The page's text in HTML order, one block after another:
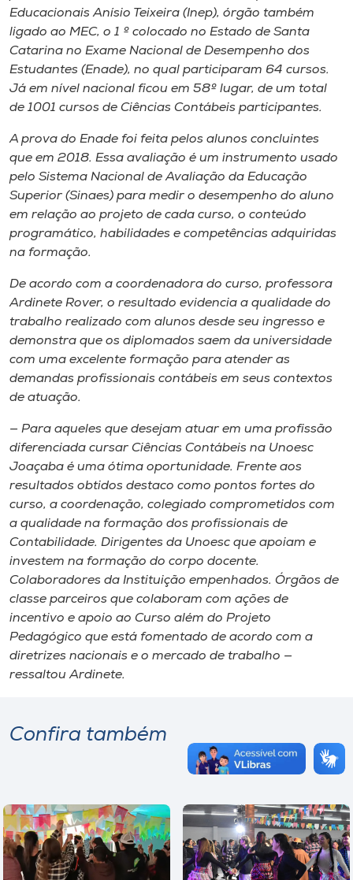
A+
A-
Educacionais Anísio Teixeira (Inep), órgão também
ligado ao MEC, o 1 º colocado no Estado de Santa
Catarina no Exame Nacional de Desempenho dos
Estudantes (Enade), no qual participaram 64 cursos.
Já em nível nacional ficou em 58º lugar, de um total
de 1001 cursos de Ciências Contábeis participantes.
A prova do Enade foi feita pelos alunos concluintes
que em 2018. Essa avaliação é um instrumento usado
pelo Sistema Nacional de Avaliação da Educação
Superior (Sinaes) para medir o desempenho do aluno
em relação ao projeto de cada curso, o conteúdo
programático, habilidades e competências adquiridas
na formação.
De acordo com a coordenadora do curso, professora
Ardinete Rover, o resultado evidencia a qualidade do
trabalho realizado com alunos desde seu ingresso e
demonstra que os diplomados saem da universidade
com uma excelente formação para atender as
demandas profissionais contábeis em seus contextos
de atuação.
— Para aqueles que desejam atuar em uma profissão
diferenciada cursar Ciências Contábeis na Unoesc
Joaçaba é uma ótima oportunidade. Frente aos
resultados obtidos destaco como pontos fortes do
curso, a coordenação, colegiado comprometidos com
a qualidade na formação dos profissionais de
Contabilidade. Dirigentes da Unoesc que apoiam e
investem na formação do corpo docente.
Colaboradores da Instituição empenhados. Órgãos de
classe parceiros que colaboram com ações de
incentivo e apoio ao Curso além do Projeto
Pedagógico que está fomentado de acordo com a
diretrizes nacionais e o mercado de trabalho —
ressaltou Ardinete.
Confira também